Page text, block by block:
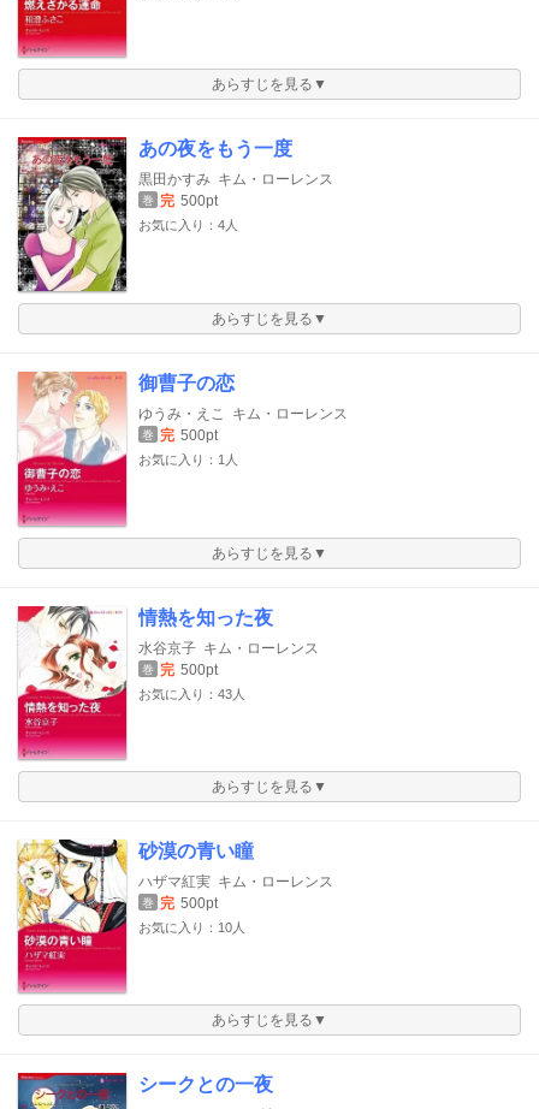
あらすじを見る▼
あの夜をもう一度
黒田かすみ キム・ローレンス
巻 完 500pt
お気に入り：4人
あらすじを見る▼
御曹子の恋
ゆうみ・えこ キム・ローレンス
巻 完 500pt
お気に入り：1人
あらすじを見る▼
情熱を知った夜
水谷京子 キム・ローレンス
巻 完 500pt
お気に入り：43人
あらすじを見る▼
砂漠の青い瞳
ハザマ紅実 キム・ローレンス
巻 完 500pt
お気に入り：10人
あらすじを見る▼
シークとの一夜